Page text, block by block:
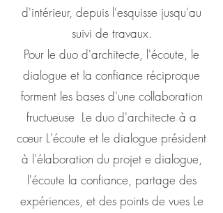
d'intérieur, depuis l'esquisse jusqu'au
suivi de travaux.
Pour le duo d'architecte, l'écoute, le
dialogue et la confiance réciproque
forment les bases d'une collaboration
fructueuse Le duo d'architecte à a
cœur L'écoute et le dialogue président
à l'élaboration du projet e dialogue,
l'écoute la confiance, partage des
expériences, et des points de vues Le